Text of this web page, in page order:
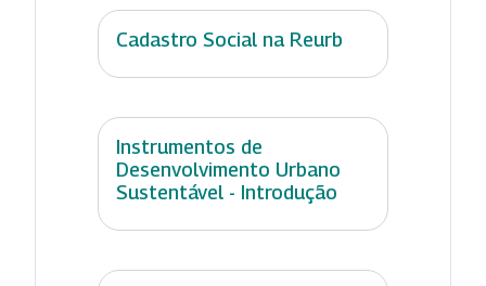
Cadastro Social na Reurb
Instrumentos de
Desenvolvimento Urbano
Sustentável - Introdução